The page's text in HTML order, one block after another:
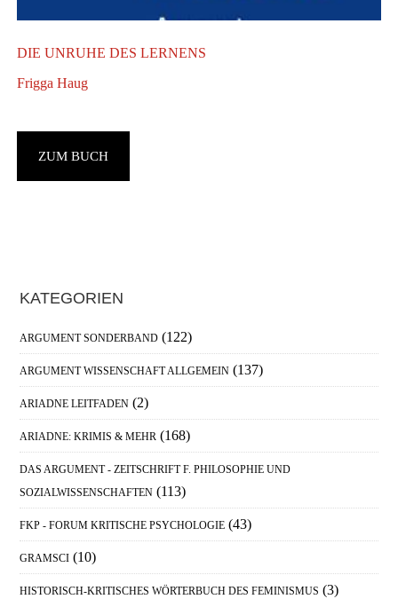
DIE UNRUHE DES LERNENS
Frigga Haug
ZUM BUCH
Haupt-
Sidebar
KATEGORIEN
ARGUMENT SONDERBAND (122)
ARGUMENT WISSENSCHAFT ALLGEMEIN (137)
ARIADNE LEITFADEN (2)
ARIADNE: KRIMIS & MEHR (168)
DAS ARGUMENT - ZEITSCHRIFT F. PHILOSOPHIE UND
SOZIALWISSENSCHAFTEN (113)
FKP - FORUM KRITISCHE PSYCHOLOGIE (43)
GRAMSCI (10)
HISTORISCH-KRITISCHES WÖRTERBUCH DES FEMINISMUS (3)